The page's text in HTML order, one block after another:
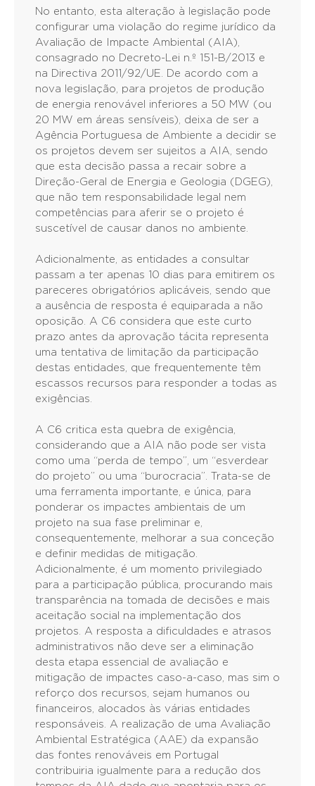
No entanto, esta alteração à legislação pode
configurar uma violação do regime jurídico da
Avaliação de Impacte Ambiental (AIA),
consagrado no Decreto-Lei n.º 151-B/2013 e
na Directiva 2011/92/UE. De acordo com a
nova legislação, para projetos de produção
de energia renovável inferiores a 50 MW (ou
20 MW em áreas sensíveis), deixa de ser a
Agência Portuguesa de Ambiente a decidir se
os projetos devem ser sujeitos a AIA, sendo
que esta decisão passa a recair sobre a
Direção-Geral de Energia e Geologia (DGEG),
que não tem responsabilidade legal nem
competências para aferir se o projeto é
suscetível de causar danos no ambiente.
Adicionalmente, as entidades a consultar
passam a ter apenas 10 dias para emitirem os
pareceres obrigatórios aplicáveis, sendo que
a ausência de resposta é equiparada a não
oposição. A C6 considera que este curto
prazo antes da aprovação tácita representa
uma tentativa de limitação da participação
destas entidades, que frequentemente têm
escassos recursos para responder a todas as
exigências.
A C6 critica esta quebra de exigência,
considerando que a AIA não pode ser vista
como uma “perda de tempo”, um “esverdear
do projeto” ou uma “burocracia”. Trata-se de
uma ferramenta importante, e única, para
ponderar os impactes ambientais de um
projeto na sua fase preliminar e,
consequentemente, melhorar a sua conceção
e definir medidas de mitigação.
Adicionalmente, é um momento privilegiado
para a participação pública, procurando mais
transparência na tomada de decisões e mais
aceitação social na implementação dos
projetos. A resposta a dificuldades e atrasos
administrativos não deve ser a eliminação
desta etapa essencial de avaliação e
mitigação de impactes caso-a-caso, mas sim o
reforço dos recursos, sejam humanos ou
financeiros, alocados às várias entidades
responsáveis. A realização de uma Avaliação
Ambiental Estratégica (AAE) da expansão
das fontes renováveis em Portugal
contribuiria igualmente para a redução dos